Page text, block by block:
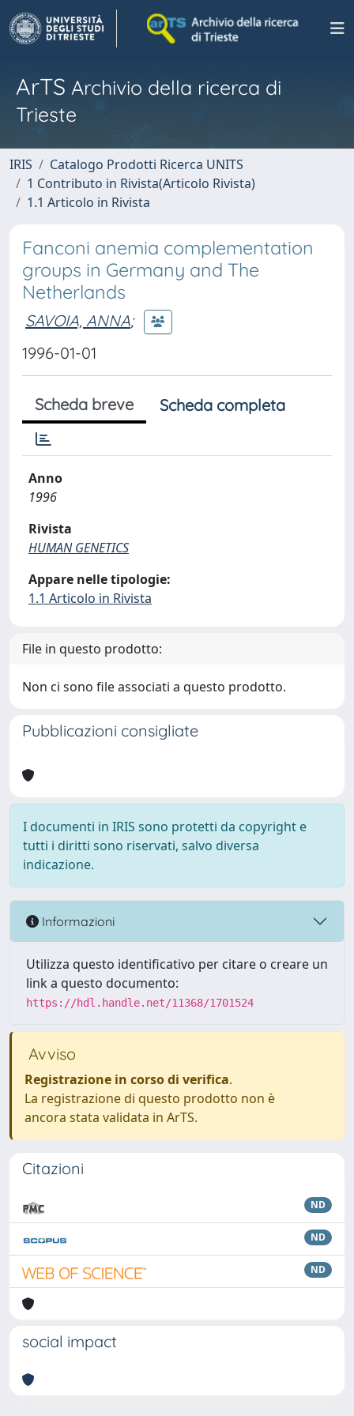
ArTS Archivio della ricerca di
Trieste
IRIS
Catalogo Prodotti Ricerca UNITS
1 Contributo in Rivista(Articolo Rivista)
1.1 Articolo in Rivista
Fanconi anemia complementation
groups in Germany and The
Netherlands
SAVOIA, ANNA;
1996-01-01
Scheda breve Scheda completa
Anno
1996
Rivista
HUMAN GENETICS
Appare nelle tipologie:
1.1 Articolo in Rivista
File in questo prodotto:
Non ci sono file associati a questo prodotto.
Pubblicazioni consigliate
I documenti in IRIS sono protetti da copyright e
tutti i diritti sono riservati, salvo diversa
indicazione.
Informazioni
Utilizza questo identificativo per citare o creare un
link a questo documento:
https://hdl.handle.net/11368/1701524
Avviso
Registrazione in corso di verifica.
La registrazione di questo prodotto non è
ancora stata validata in ArTS.
Citazioni
ND
ND
ND
social impact